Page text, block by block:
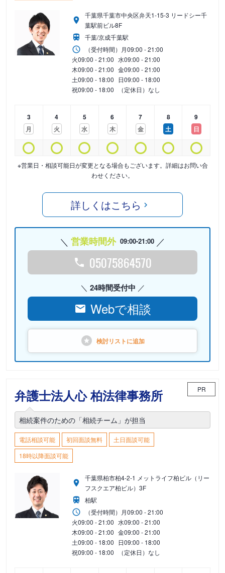
千葉県千葉市中央区弁天1-15-3 リードシー千
葉駅前ビル8F
千葉/京成千葉駅
（受付時間） 月09:00 - 21:00
火09:00 - 21:00 水09:00 - 21:00
木09:00 - 21:00 金09:00 - 21:00
土09:00 - 18:00 日09:00 - 18:00
祝09:00 - 18:00 （定休日）なし
3
月
4
火
5
水
6
木
7
金
8
土
9
日
※営業日・相談可能日が変更となる場合もございます。詳細はお問い合
わせください。
詳しくはこちら
営業時間外 09:00-21:00
05075864570
24時間受付中
Webで相談
検討リストに追加
弁護士法人心 柏法律事務所 PR
相続案件のための「相続チーム」が担当
電話相談可能 初回面談無料
土日面談可能
18時以降面談可能
千葉県柏市柏4-2-1 メットライフ柏ビル（リー
フスクエア柏ビル）3F
柏駅
（受付時間） 月09:00 - 21:00
火09:00 - 21:00 水09:00 - 21:00
木09:00 - 21:00 金09:00 - 21:00
土09:00 - 18:00 日09:00 - 18:00
祝09:00 - 18:00 （定休日）なし